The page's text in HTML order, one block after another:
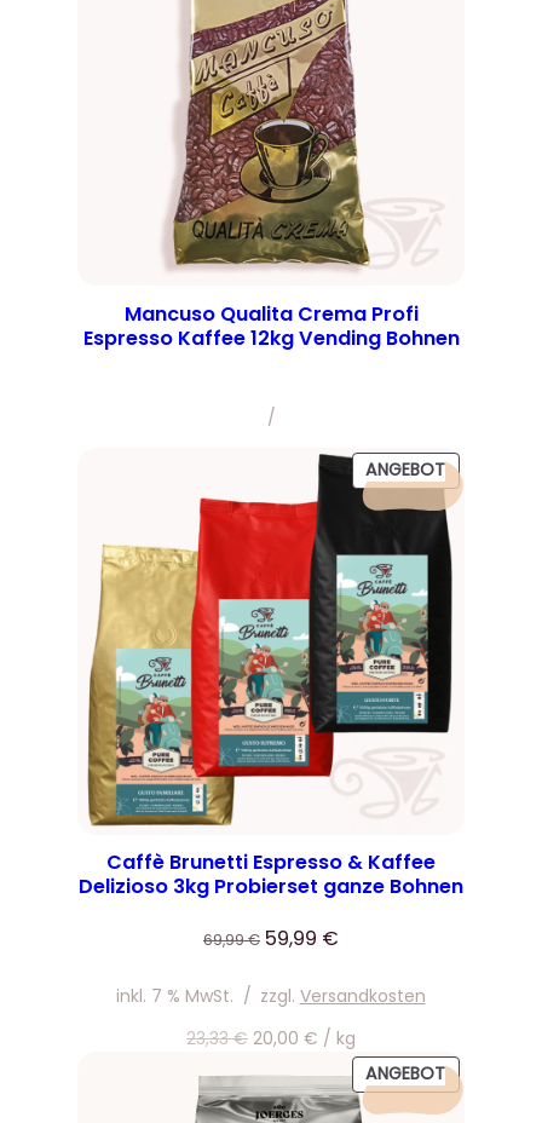
Mancuso Qualita Crema Profi
Espresso Kaffee 12kg Vending Bohnen
/
ANGEBOTPRODUKT
IM
ANGEBOT
Caffè Brunetti Espresso & Kaffee
Delizioso 3kg Probierset ganze Bohnen
69,99€ Ursprünglicher
war:
69,99 €
59,99 €
ist:
59,99 €.
inkl. 7 % MwSt. / zzgl. Versandkosten
23,33€ 20,00 € / kg
ANGEBOTPRODUKT
IM